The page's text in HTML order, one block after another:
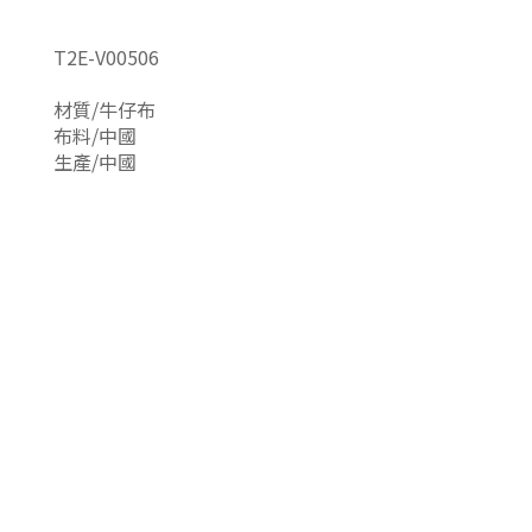
T2E-V00506
材質/牛仔布
布料/中國
生產/中國